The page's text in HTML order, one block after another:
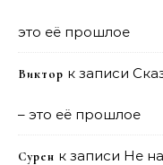
это её прошлое
Виктор к записи
– это её прошлое
Сурен к записи Не